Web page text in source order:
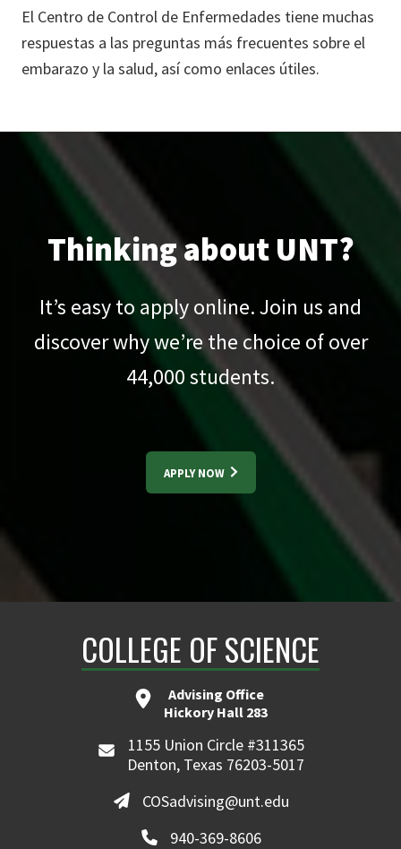
El Centro de Control de Enfermedades tiene muchas
respuestas a las preguntas más frecuentes sobre el
embarazo y la salud, así como enlaces útiles.
Thinking about UNT?
It’s easy to apply online. Join us and
discover why we’re the choice of over
44,000students.
APPLY NOW
COLLEGE OF SCIENCE
Advising Office
Hickory Hall 283
1155 Union Circle #311365
Denton, Texas 76203-5017
COSadvising@unt.edu
940-369-8606